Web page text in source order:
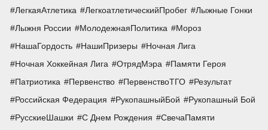
ЛегкаяАтлетика
ЛегкоатлетическийПробег
Лыжные Гонки
Лыжня России
МолодежнаяПолитика
Мороз
НашаГордость
НашиПризеры
Ночная Лига
Ночная Хоккейная Лига
ОтрядМэра
Памяти Героя
Патриотика
Первенство ПервенствоТГО
Результат
Российская Федерация
РукопашныйБой
Рукопашный Бой
РусскиеШашки
С Днем Рождения
СвечаПамяти